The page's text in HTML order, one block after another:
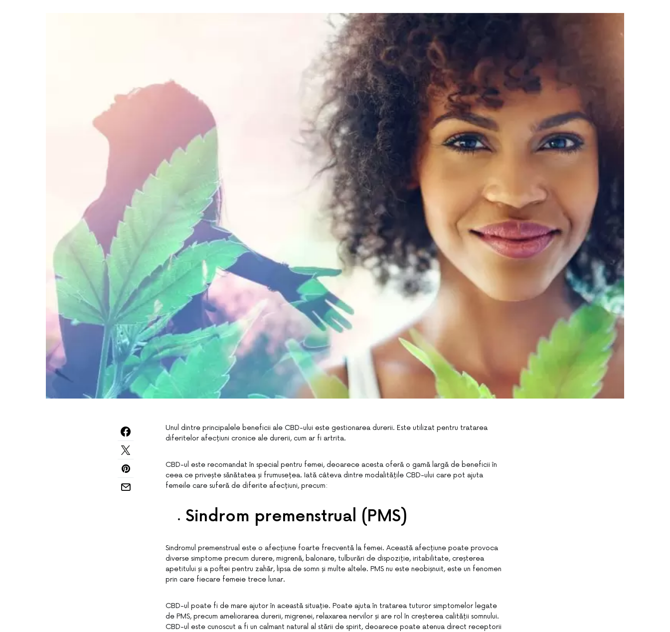
Unul dintre principalele beneficii ale CBD-ului este gestionarea durerii. Este utilizat pentru tratarea
diferitelor afecțiuni cronice ale durerii, cum ar fi artrita.
CBD-ul este recomandat în special pentru femei, deoarece acesta oferă o gamă largă de beneficii în
ceea ce privește sănătatea și frumusețea. Iată câteva dintre modalitățile CBD-ului care pot ajuta
femeile care suferă de diferite afecțiuni, precum:
Sindrom premenstrual (PMS)
Sindromul premenstrual este o afecțiune foarte frecventă la femei. Această afecțiune poate provoca
diverse simptome precum durere, migrenă, balonare, tulburări de dispoziție, iritabilitate, creșterea
apetitului și a poftei pentru zahăr, lipsa de somn și multe altele. PMS nu este neobișnuit, este un fenomen
prin care fiecare femeie trece lunar.
CBD-ul poate fi de mare ajutor în această situație. Poate ajuta în tratarea tuturor simptomelor legate
de PMS, precum ameliorarea durerii, migrenei, relaxarea nervilor și are rol în creșterea calității somnului.
CBD-ul este cunoscut a fi un calmant natural al stării de spirit, deoarece poate atenua direct receptorii